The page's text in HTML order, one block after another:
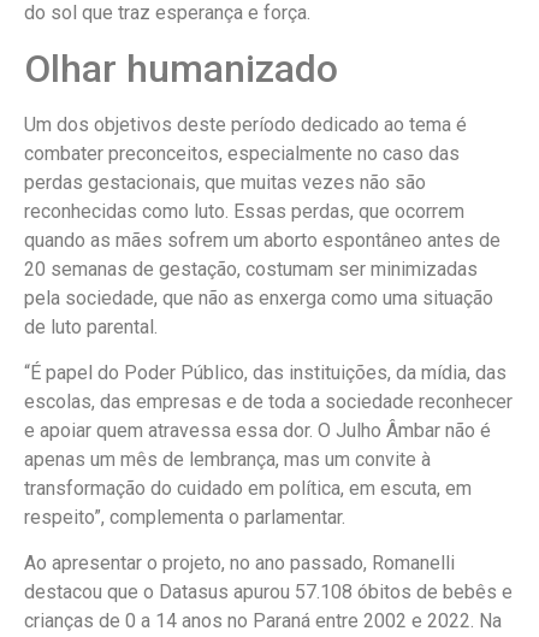
do sol que traz esperança e força.
Olhar humanizado
Um dos objetivos deste período dedicado ao tema é
combater preconceitos, especialmente no caso das
perdas gestacionais, que muitas vezes não são
reconhecidas como luto. Essas perdas, que ocorrem
quando as mães sofrem um aborto espontâneo antes de
20 semanas de gestação, costumam ser minimizadas
pela sociedade, que não as enxerga como uma situação
de luto parental.
“É papel do Poder Público, das instituições, da mídia, das
escolas, das empresas e de toda a sociedade reconhecer
e apoiar quem atravessa essa dor. O Julho Âmbar não é
apenas um mês de lembrança, mas um convite à
transformação do cuidado em política, em escuta, em
respeito”, complementa o parlamentar.
Ao apresentar o projeto, no ano passado, Romanelli
destacou que o Datasus apurou 57.108 óbitos de bebês e
crianças de 0 a 14 anos no Paraná entre 2002 e 2022. Na